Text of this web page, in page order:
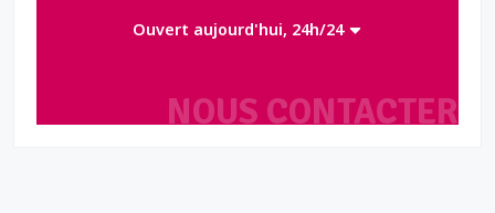
NOUS CONTACTER
Ouvert aujourd'hui, 24h/24